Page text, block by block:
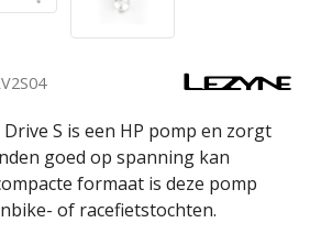
S is een HP pomp en zorgt
goed op spanning kan
formaat is deze pomp
of racefietstochten.